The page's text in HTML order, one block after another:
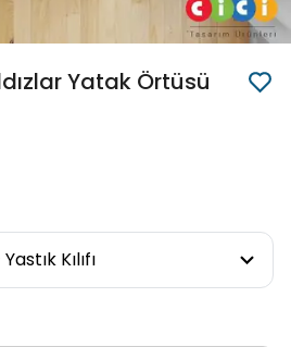
Yatak Örtüsü